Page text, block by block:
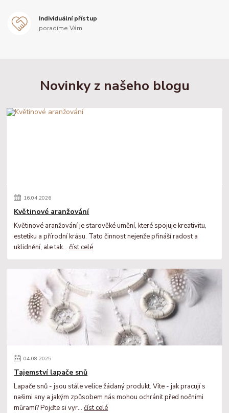
Individuální přístup
poradíme Vám
Novinky z našeho blogu
16.04.2026
Květinové aranžování
Květinové aranžování je starověké umění, které spojuje kreativitu,
estetiku a přírodní krásu. Tato činnost nejenže přináší radost a
uklidnění, ale tak...číst celé
04.08.2025
Tajemství lapače snů
Lapače snů - jsou stále velice žádaný produkt. Víte - jak pracují s
našimi sny a jakým způsobem nás mohou ochránit před nočními
můrami? Pojďte si vyr...číst celé